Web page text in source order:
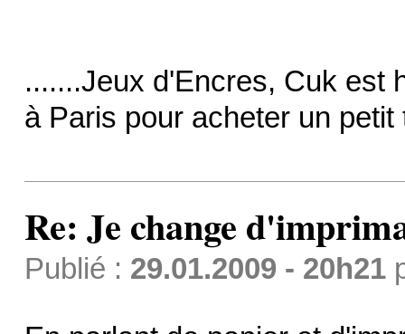
.......Jeux d'Encres, Cuk est
à Paris pour acheter un
Re: Je change
Publié : 29.01.2009 - 20h21